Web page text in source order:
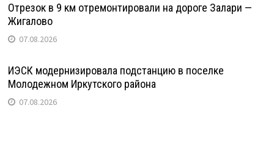
Отрезок в 9 км отремонтировали на дороге Залари —
Жигалово
07.08.2026
ИЭСК модернизировала подстанцию в поселке
Молодежном Иркутского района
07.08.2026